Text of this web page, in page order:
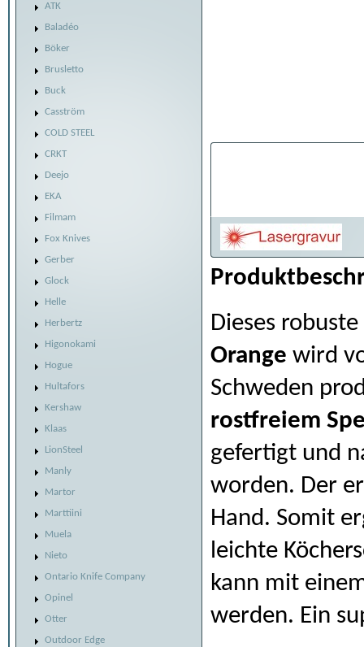
ATK
Baladéo
Böker
Brusletto
Buck
Casström
COLD STEEL
CRKT
Deejo
EKA
Filmam
Fox Knives
Gerber
Glock
Helle
Herbertz
Higonokami
Hogue
Hultafors
Kershaw
Klaas
LionSteel
Manly
Martor
Marttiini
Muela
Nieto
Ontario Knife Company
Opinel
Otter
Outdoor Edge
Dieses
Orange wird
Schweden
rostfreiem
gefertigt und
worden. Der
Hand. Somit
leichte
kann mit
werden. Ein